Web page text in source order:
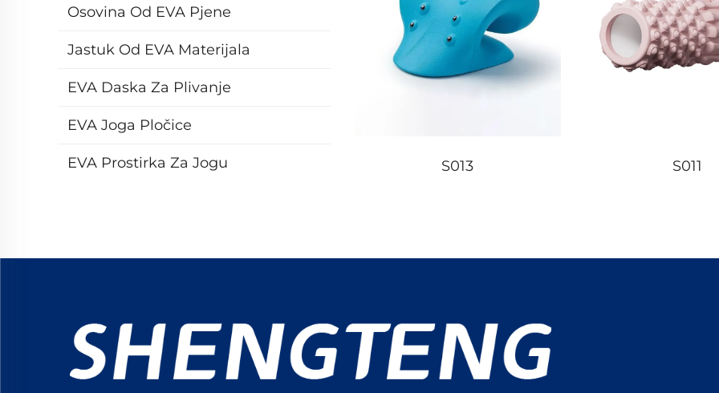
Osovina Od EVA Pjene
Jastuk Od EVA Materijala
EVA Daska Za Plivanje
EVA Joga Pločice
EVA Prostirka Za Jogu S013 S011